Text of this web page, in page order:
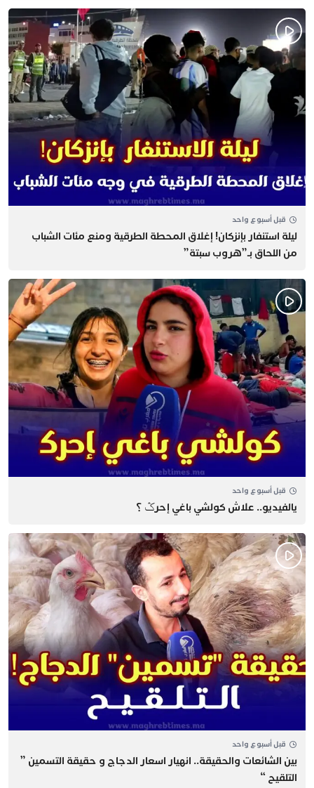
قبل أسبوع واحد
​ليلة استنفار بإنزكان! إغلاق المحطة الطرقية ومنع مئات الشباب
من اللحاق بـ”هروب سبتة”
قبل أسبوع واحد
يالفيديو.. علاش كولشي باغي إحرݣ ؟
قبل أسبوع واحد
بين الشائعات والحقيقة.. انهيار اسعار الدجاج و حقيقة التسمين ”
التلقيح “